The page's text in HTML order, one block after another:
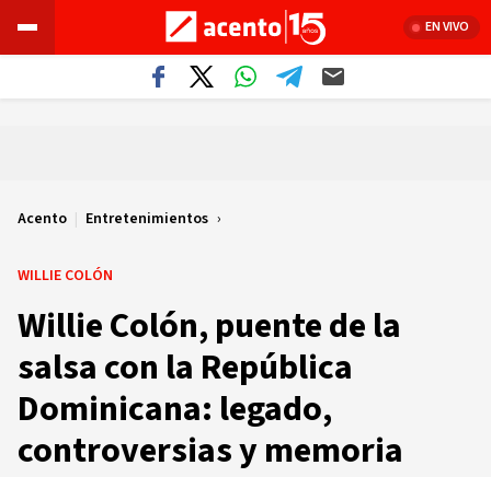
EN VIVO
Acento | Entretenimientos
WILLIE COLÓN
Willie Colón, puente de la
salsa con la República
Dominicana: legado,
controversias y memoria